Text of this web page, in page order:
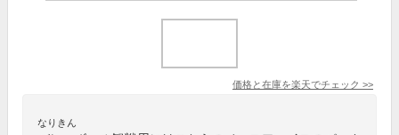
価格と在庫を楽天でチェック >>
なりきん